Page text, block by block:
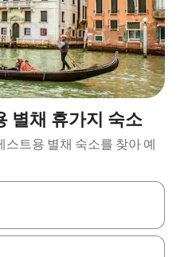
별채 휴가지 숙소
트용 별채 숙소를 찾아 예
키를 사용하거나 터치 또는 스와이